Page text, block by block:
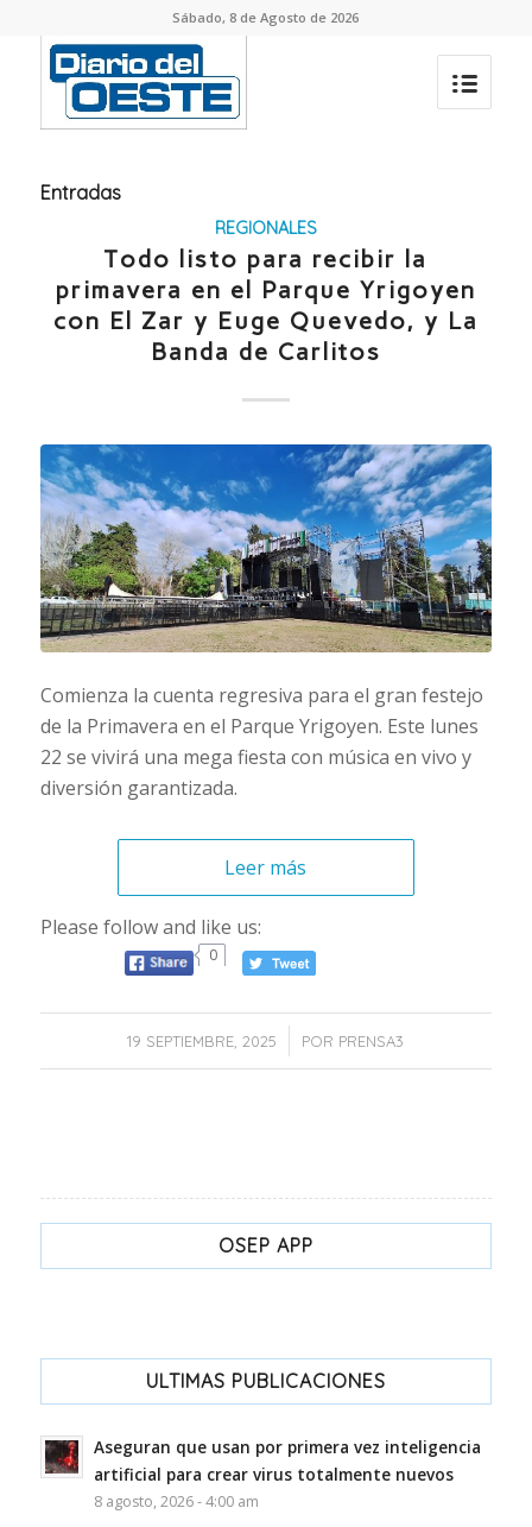
Sábado, 8 de Agosto de 2026
Entradas
REGIONALES
Todo listo para recibir la
primavera en el Parque Yrigoyen
con El Zar y Euge Quevedo, y La
Banda de Carlitos
Comienza la cuenta regresiva para el gran festejo
de la Primavera en el Parque Yrigoyen. Este lunes
22 se vivirá una mega fiesta con música en vivo y
diversión garantizada.
Leer más
Please follow and like us:
0
19 SEPTIEMBRE, 2025
/ POR PRENSA3
OSEP APP
ULTIMAS PUBLICACIONES
Aseguran que usan por primera vez inteligencia
artificial para crear virus totalmente nuevos
8 agosto, 2026 - 4:00 am